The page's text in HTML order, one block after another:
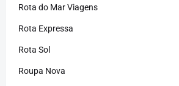
Rota do Mar Viagens
Rota Expressa
Rota Sol
Roupa Nova